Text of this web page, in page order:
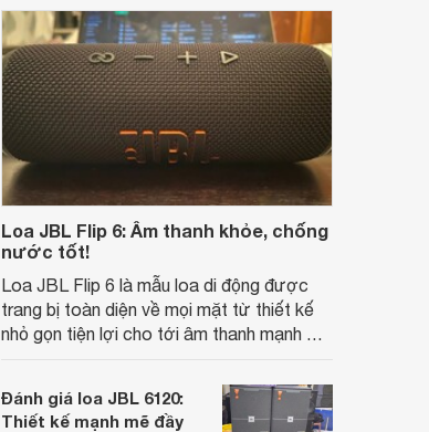
Loa JBL Flip 6: Âm thanh khỏe, chống
nước tốt!
Loa JBL Flip 6 là mẫu loa di động được
trang bị toàn diện về mọi mặt từ thiết kế
nhỏ gọn tiện lợi cho tới âm thanh mạnh mẽ
Sản phẩm là mẫu loa mà bạn không thể bỏ
qua!
Đánh giá loa JBL 6120:
Thiết kế mạnh mẽ đầy